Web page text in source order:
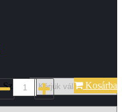
Szin*:
Kosárba